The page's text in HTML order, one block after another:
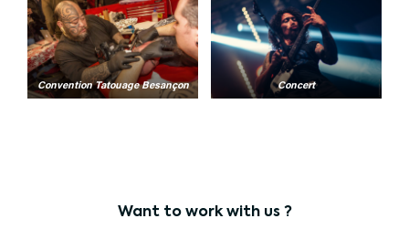
Convention Tatouage Besançon Concert
Want to work with us ?